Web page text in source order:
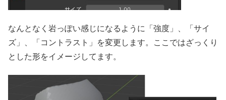
なんとなく岩っぽい感じになるように「強度」、「サイ
ズ」、「コントラスト」を変更します。ここではざっくり
とした形をイメージしてます。